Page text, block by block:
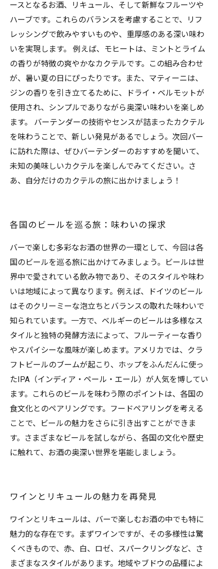
ースとなるお酒、リキュール、そして新鮮なフルーツや
ハーブです。これらのバランスを考慮することで、リフ
レッシングで飲みやすいものや、重厚感のある深い味わ
いを実現します。 例えば、モヒートは、ミントとライム
の香りが特徴の爽やかなカクテルです。この組み合わせ
が、暑い夏の日にぴったりです。また、マティーニは、
ジンの香りを引き立てるために、ドライ・ベルモットが
使用され、シンプルでありながら奥深い味わいを楽しめ
ます。 バーテンダーの技術やセンスが詰まったカクテル
を味わうことで、新しい発見があるでしょう。次回バー
に訪れた際は、ぜひバーテンダーのおすすめを聞いて、
未知の美味しいカクテルを楽しんでみてください。さ
あ、自分だけのカクテルの旅に出かけましょう！
各国のビールを巡る旅：味わいの探求
バーで楽しむ多彩なお酒の世界の一環として、今回は各
国のビールを巡る旅に出かけてみましょう。ビールは世
界中で愛されている飲み物であり、そのスタイルや味わ
いは地域によって異なります。例えば、ドイツのビール
はそのクリーミーな泡立ちとバランスの取れた味わいで
知られています。一方で、ベルギーのビールは多様なス
タイルと独特の発酵方法によって、フルーティーな香り
やスパイシーな風味が楽しめます。アメリカでは、クラ
フトビールのブームが起こり、ホップをふんだんに使っ
たIPA（インディア・ペール・エール）が人気を博してい
ます。これらのビールを味わう際のポイントは、各国の
食文化とのペアリングです。フードペアリングを考える
ことで、ビールの魅力をさらに引き出すことができま
す。さまざまなビールを試しながら、各国の文化や歴史
に触れて、お酒の奥深い世界を堪能しましょう。
ワインとリキュールの魅力を再発見
ワインとリキュールは、バーで楽しむお酒の中でも特に
魅力的な存在です。まずワインですが、その多様性は驚
くべきもので、赤、白、ロゼ、スパークリングなど、さ
まざまなスタイルがあります。地域やブドウの品種によ